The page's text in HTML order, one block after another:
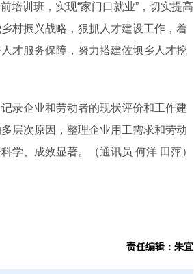
培训班，实现“家门口就业”，切实提高
村振兴战略，狠抓人才建设工作，着
才服务保障，努力搭建佐坝乡人才挖
录企业和劳动者的现状评价和工作建
层次原因，整理企业用工需求和劳动
学、成效显著。
（通讯员 何洋 田萍）
责任编辑：朱宜